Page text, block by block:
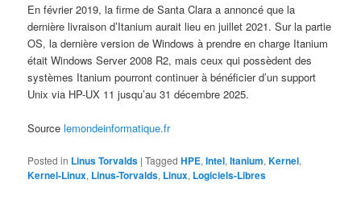
En février 2019, la firme de Santa Clara a annoncé que la
dernière livraison d’Itanium aurait lieu en juillet 2021. Sur la partie
OS, la dernière version de Windows à prendre en charge Itanium
était Windows Server 2008 R2, mais ceux qui possèdent des
systèmes Itanium pourront continuer à bénéficier d’un support
Unix via HP-UX 11 jusqu’au 31 décembre 2025.
Sourcelemondeinformatique.fr
Posted in Linus Torvalds |Tagged HPE,Intel,Itanium,Kernel,
Kernel-Linux, Linus-Torvalds, Linux, Logiciels-Libres